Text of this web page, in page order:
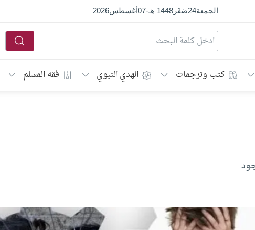
الجمعة24صَفَر1448 هـ -
07أغسطس2026
كتب وترجمات الهدي النبوي فقه المسلم